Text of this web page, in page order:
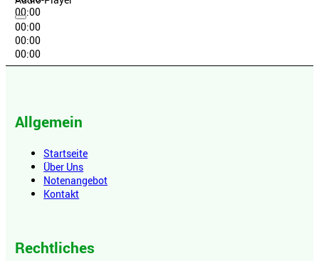
00:00
00:00
00:00
00:00
Allgemein
Startseite
Über Uns
Notenangebot
Kontakt
Rechtliches